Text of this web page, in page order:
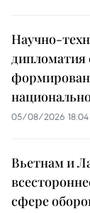
Научно-
дипломатия
05/08/2026 18:04
Вьетнам и
сфере